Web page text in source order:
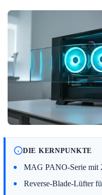
DIE KERNPUNKTE
MAG PANO-Serie mit
Reverse-Blade-Lüfter